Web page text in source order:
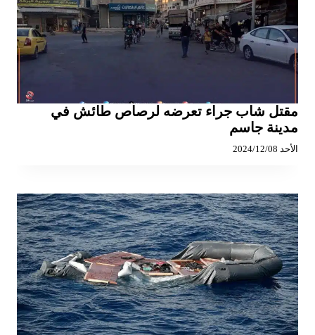
مقتل شاب جراء تعرضه لرصاص طائش في
مدينة جاسم
الأحد 2024/12/08